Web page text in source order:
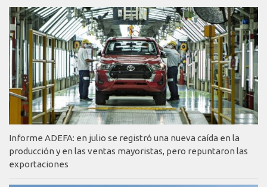
Informe ADEFA: en julio se registró una nueva caída en la
producción y en las ventas mayoristas, pero repuntaron las
exportaciones